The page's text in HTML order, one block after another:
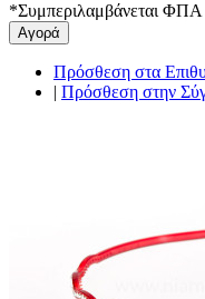
*Συμπεριλαμβάνεται ΦΠΑ
Αγορά
Πρόσθεση στα
| Πρόσθεση στην